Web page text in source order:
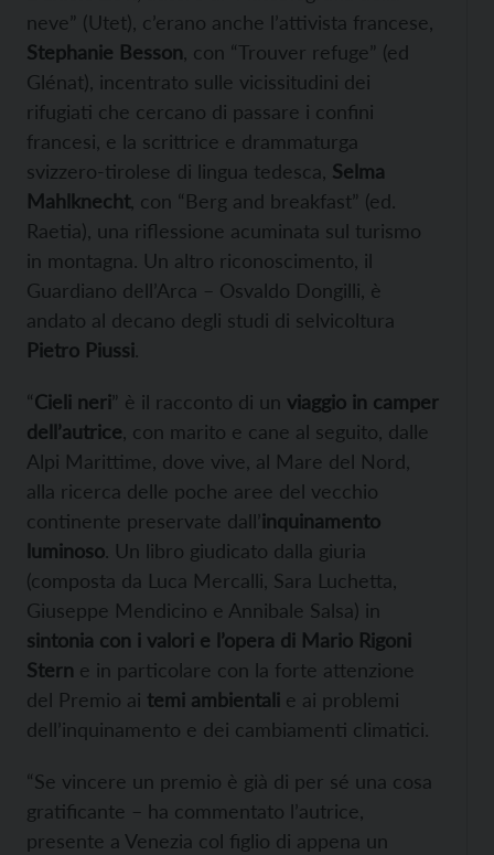
neve” (Utet), c’erano anche l’attivista francese,
Stephanie Besson , con “Trouver refuge” (ed
Glénat), incentrato sulle vicissitudini dei
rifugiati che cercano di passare i confini
francesi, e la scrittrice e drammaturga
svizzero-tirolese di lingua tedesca, Selma
Mahlknecht, con “Berg and breakfast” (ed.
Raetia), una riflessione acuminata sul turismo
in montagna. Un altro riconoscimento, il
Guardiano dell’Arca – Osvaldo Dongilli, è
andato al decano degli studi di selvicoltura
Pietro Piussi.
“Cieli neri” è il racconto di un viaggio in camper
dell’autrice , con marito e cane al seguito, dalle
Alpi Marittime, dove vive, al Mare del Nord,
alla ricerca delle poche aree del vecchio
continente preservate dall’inquinamento
luminoso. Un libro giudicato dalla giuria
(composta da Luca Mercalli, Sara Luchetta,
Giuseppe Mendicino e Annibale Salsa) in
sintonia con i valori e l’opera di Mario Rigoni
Stern e in particolare con la forte attenzione
del Premio ai temi ambientali e ai problemi
dell’inquinamento e dei cambiamenti climatici.
“Se vincere un premio è già di per sé una cosa
gratificante – ha commentato l’autrice,
presente a Venezia col figlio di appena un